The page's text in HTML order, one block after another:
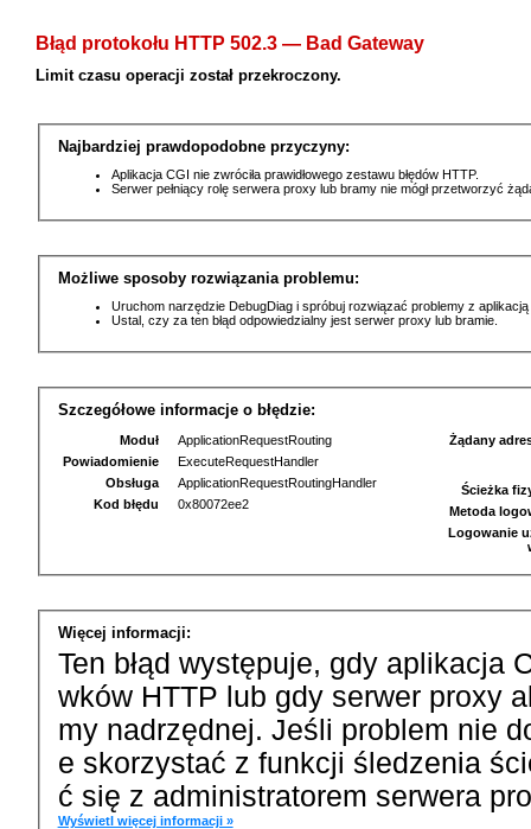
Błąd protokołu HTTP 502.3 — Bad Gateway
Limit czasu operacji został przekroczony.
Najbardziej prawdopodobne przyczyny:
Aplikacja CGI nie zwróciła prawidłowego zestawu błędów HTTP.
Serwer pełniący rolę serwera proxy lub bramy nie mógł przetworzyć
Możliwe sposoby rozwiązania problemu:
Uruchom narzędzie DebugDiag i spróbuj rozwiązać problemy z
Ustal, czy za ten błąd odpowiedzialny jest serwer proxy lub bramie.
Szczegółowe informacje o błędzie:
Moduł
ApplicationRequestRouting
Powiadomienie
ExecuteRequestHandler
Obsługa
ApplicationRequestRoutingHandler
Kod błędu
0x80072ee2
Żądany
Ścieżka
Metoda
Logowanie
Więcej informacji:
Ten błąd występuje, gdy aplikacja
wków HTTP lub gdy serwer proxy
my nadrzędnej. Jeśli problem nie
e skorzystać z funkcji śledzenia
ć się z administratorem serwera
Wyświetl więcej informacji »